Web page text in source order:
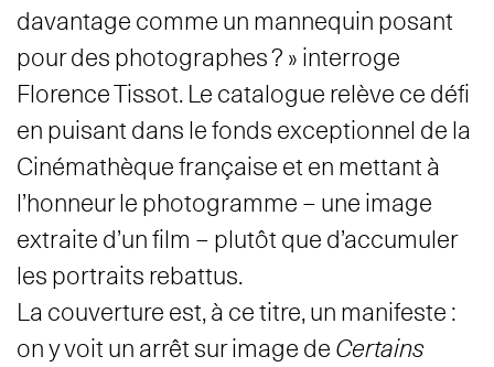
davantage comme un mannequin posant
pour des photographes ? » interroge
Florence Tissot. Le catalogue relève ce défi
en puisant dans le fonds exceptionnel de la
Cinémathèque française et en mettant à
l’honneur le photogramme – une image
extraite d’un film – plutôt que d’accumuler
les portraits rebattus.
La couverture est, à ce titre, un manifeste :
on y voit un arrêt sur image de Certains